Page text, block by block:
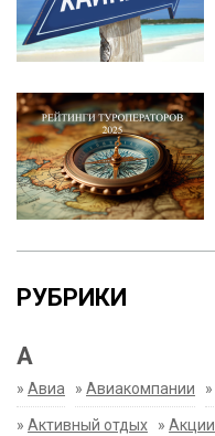
РУБРИКИ
А
» Авиа » Авиакомпании »
» Активный отдых » Акции